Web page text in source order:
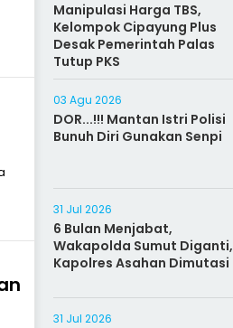
Manipulasi Harga TBS,
Kelompok Cipayung Plus
Desak Pemerintah Palas
Tutup PKS
03 Agu 2026
DOR...!!! Mantan Istri Polisi
Bunuh Diri Gunakan Senpi
31 Jul 2026
6 Bulan Menjabat,
Wakapolda Sumut Diganti,
Kapolres Asahan Dimutasi
31 Jul 2026